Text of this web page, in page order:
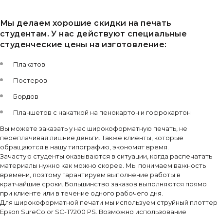
Мы делаем хорошие скидки на печать
студентам. У нас действуют специальные
студенческие цены на изготовление:
Плакатов
Постеров
Бордов
Планшетов с накаткой на пенокартон и гофрокартон
Вы можете заказать у нас широкоформатную печать, не
переплачивая лишние деньги. Также клиенты, которые
обращаются в нашу типографию, экономят время.
Зачастую студенты оказываются в ситуации, когда распечатать
материалы нужно как можно скорее. Мы понимаем важность
времени, поэтому гарантируем выполнение работы в
кратчайшие сроки. Большинство заказов выполняются прямо
при клиенте или в течение одного рабочего дня.
Для широкоформатной печати мы используем струйный плоттер
Epson SureColor SC-T7200 PS. Возможно использование